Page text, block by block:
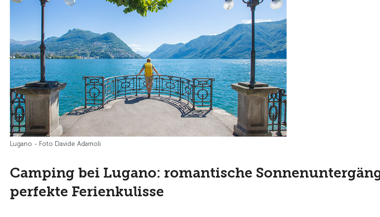
Lugano - Foto Davide Adamoli
Camping bei Lugano: romantische
perfekte Ferienkulisse